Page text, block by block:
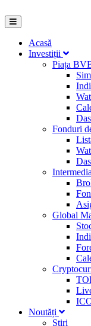
Acasă
Investiții
Piața
Fonduri
Global
Noutăți
Știri